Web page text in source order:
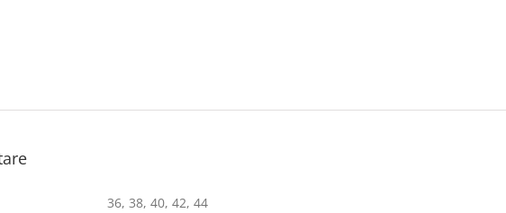
36, 38, 40, 42, 44